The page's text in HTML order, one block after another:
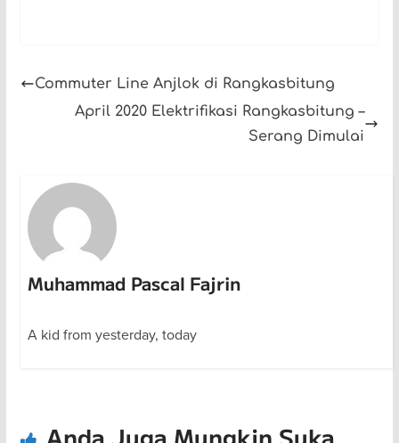
Commuter Line Anjlok di Rangkasbitung
April 2020 Elektrifikasi Rangkasbitung –
Serang Dimulai
Muhammad Pascal Fajrin
A kid from yesterday, today